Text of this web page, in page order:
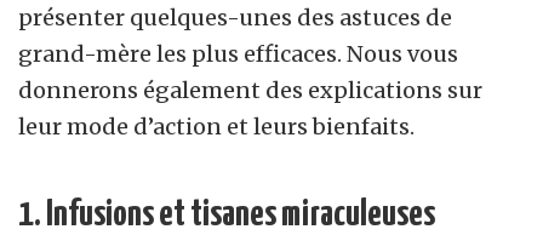
présenter quelques-unes des astuces de
grand-mère les plus efficaces. Nous vous
donnerons également des explications sur
leur mode d’action et leurs bienfaits.
1. Infusions et tisanes miraculeuses